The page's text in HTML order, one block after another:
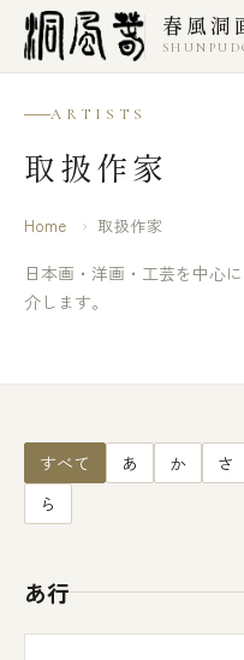
本文へスキップ 春風洞
ARTISTS
取扱作家
Home › 取扱作家
日本画・洋画・工芸を中心
介します。
すべて あ か さ
ら
あ行